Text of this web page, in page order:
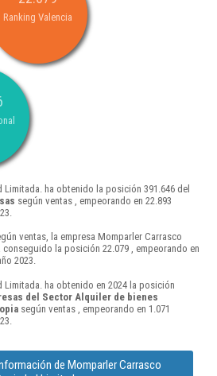
Ranking Valencia
ha obtenido la posición 391.646 del
según ventas , empeorando en 22.893
ventas, la empresa Momparler Carrasco
conseguido la posición 22.079 , empeorando en
2023.
ha obtenido en 2024 la posición
del Sector Alquiler de bienes
según ventas , empeorando en 1.071
de Momparler Carrasco